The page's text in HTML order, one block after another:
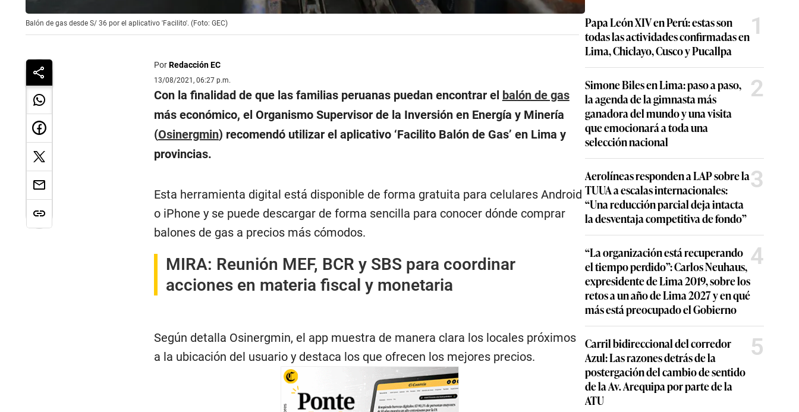
Balón de gas desde S/ 36 por el aplicativo 'Facilito'. (Foto: GEC)
PorRedacción EC
13/08/2021, 06:27 p.m.
Con la finalidad de que las familias peruanas puedan encontrar el balón de gas
más económico, el Organismo Supervisor de la Inversión en Energía y Minería
(Osinergmin) recomendó utilizar el aplicativo ‘Facilito Balón de Gas’ en Lima y
provincias.
Esta herramienta digital está disponible de forma gratuita para celulares Android
o iPhone y se puede descargar de forma sencilla para conocer dónde comprar
balones de gas a precios más cómodos.
MIRA: Reunión MEF, BCR y SBS para coordinar
acciones en materia fiscal y monetaria
Según detalla Osinergmin, el app muestra de manera clara los locales próximos
a la ubicación del usuario y destaca los que ofrecen los mejores precios.
Papa León XIV en Perú: estas son
todas las actividades confirmadas en
Lima, Chiclayo, Cusco y Pucallpa
1
Simone Biles en Lima: paso a paso,
la agenda de la gimnasta más
ganadora del mundo y una visita
que emocionará a toda una
selección nacional
2
Aerolíneas responden a LAP sobre la
TUUA a escalas internacionales:
“Una reducción parcial deja intacta
la desventaja competitiva de fondo”
3
“La organización está recuperando
el tiempo perdido”: Carlos Neuhaus,
expresidente de Lima 2019, sobre los
retos a un año de Lima 2027 y en qué
más está preocupado el Gobierno
4
Carril bidireccional del corredor
Azul: Las razones detrás de la
postergación del cambio de sentido
de la Av. Arequipa por parte de la
ATU
5